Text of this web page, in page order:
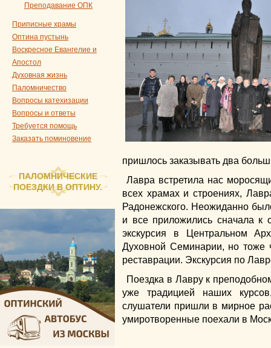
Преподавание ОПК
Приписные храмы
Оптина пустынь
Воскресное Евангелие и
Апостол
Духовная жизнь
Паломничество
Вопросы катехизации
Вопросы и ответы
Требуется помощь
Заказать поминовение
ПАЛОМНИЧЕСКИЕ
ПОЕЗДКИ В ОПТИНУ.
пришлось заказывать два
Лавра встретила нас
всех храмах и строениях,
Радонежского. Неожиданно
и все приложились сначала к
экскурсия в Центральном
Духовной Семинарии, но тоже
реставрации. Экскурсия по
Поездка в Лавру к
уже традицией наших
слушатели пришли в мирное
умиротворенные поехали в